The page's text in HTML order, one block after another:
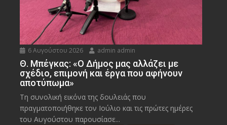
6 Αυγούστου 2026 admin admin
Θ. Μπέγκας: «Ο Δήμος μας αλλάζει με
σχέδιο, επιμονή και έργα που αφήνουν
αποτύπωμα»
Τη συνολική εικόνα της δουλειάς που
πραγματοποιήθηκε τον Ιούλιο και τις πρώτες ημέρες
του Αυγούστου παρουσίασε...